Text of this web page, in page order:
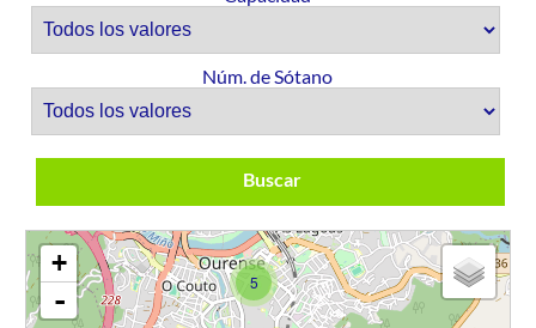
Núm. de Sótano
Buscar
5
+
-